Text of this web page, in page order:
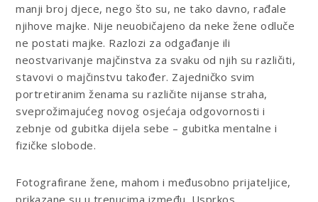
manji broj djece, nego što su, ne tako davno, rađale
njihove majke. Nije neuobičajeno da neke žene odluče
ne postati majke. Razlozi za odgađanje ili
neostvarivanje majčinstva za svaku od njih su različiti,
stavovi o majčinstvu također. Zajedničko svim
portretiranim ženama su različite nijanse straha,
sveprožimajućeg novog osjećaja odgovornosti i
zebnje od gubitka dijela sebe – gubitka mentalne i
fizičke slobode.
Fotografirane žene, mahom i međusobno prijateljice,
prikazane su u trenucima između. Usprkos